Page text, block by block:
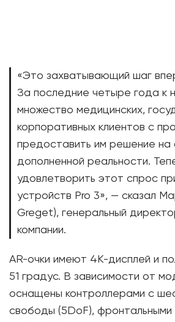
«Это захватывающий шаг
За последние четыре года к
множество медицинских,
корпоративных клиентов с
предоставить им решение на
дополненной реальности.
удовлетворить этот спрос
устройств Pro 3», — сказал
Greget), генеральный
компании.
AR-очки имеют 4K-дисплей и
51 градус. В зависимости от
оснащены контроллерами с
свободы (5DoF),